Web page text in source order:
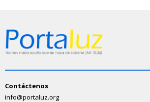
Contáctenos
info@portaluz.org